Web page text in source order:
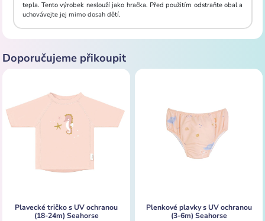
tepla. Tento výrobek neslouží jako hračka. Před použitím odstraňte obal a
uchovávejte jej mimo dosah dětí.
Doporučujeme přikoupit
Plavecké tričko s UV ochranou
(18-24m) Seahorse
Plenkové plavky s UV ochranou
(3-6m) Seahorse